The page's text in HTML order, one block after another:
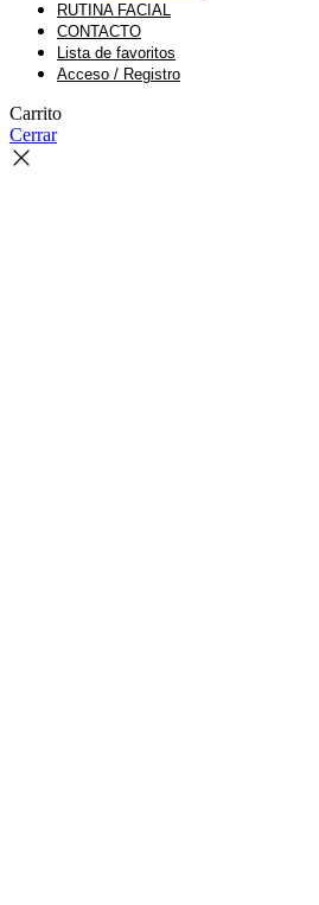
RUTINA FACIAL
CONTACTO
Lista de favoritos
Acceso / Registro
Carrito
Cerrar